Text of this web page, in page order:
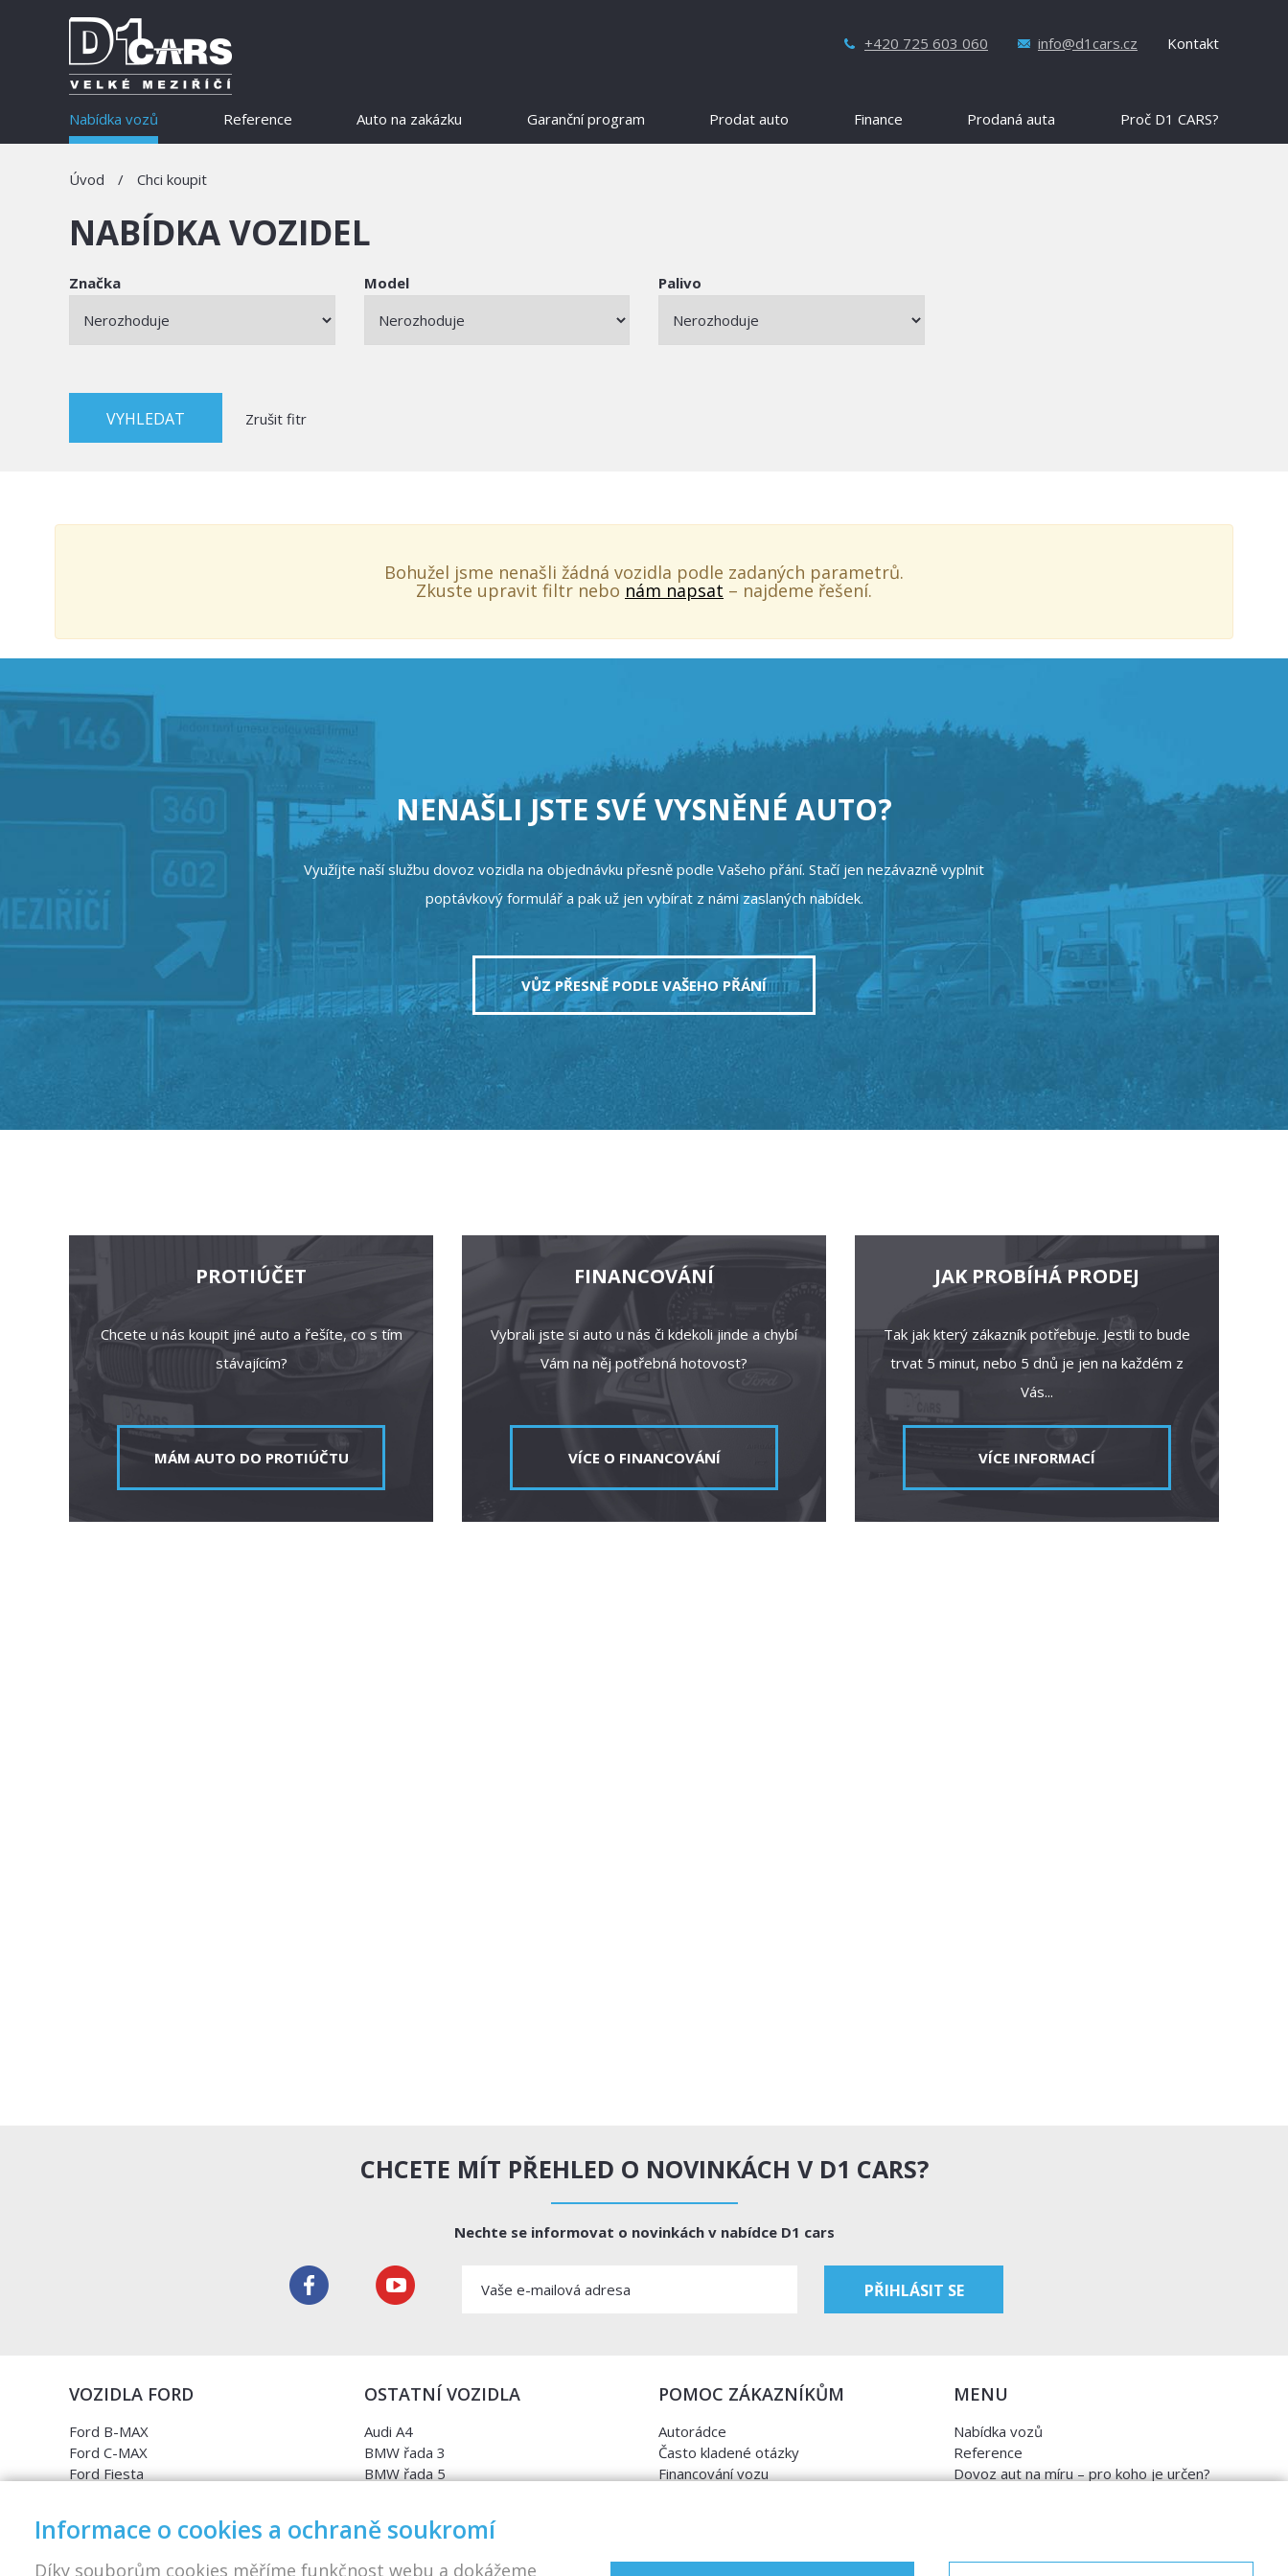
+420 725 603 060 info@d1cars.cz Kontakt
Nabídka vozů Reference Auto na zakázku Garanční program Prodat auto Finance Prodaná auta Proč D1 CARS?
Úvod / Chci koupit
NABÍDKA VOZIDEL
Značka Model Palivo
Zrušit fitr
Bohužel jsme nenašli žádná vozidla podle zadaných parametrů.
Zkuste upravit filtr nebo nám napsat – najdeme řešení.
NENAŠLI JSTE SVÉ VYSNĚNÉ AUTO?
Využíjte naší službu dovoz vozidla na objednávku přesně podle Vašeho přání. Stačí jen nezávazně vyplnit
poptávkový formulář a pak už jen vybírat z námi zaslaných nabídek.
VŮZ PŘESNĚ PODLE VAŠEHO PŘÁNÍ
PROTIÚČET
Chcete u nás koupit jiné auto a řešíte, co s tím
stávajícím?
MÁM AUTO DO PROTIÚČTU
FINANCOVÁNÍ
Vybrali jste si auto u nás či kdekoli jinde a chybí
Vám na něj potřebná hotovost?
VÍCE O FINANCOVÁNÍ
JAK PROBÍHÁ PRODEJ
Tak jak který zákazník potřebuje. Jestli to bude
trvat 5 minut, nebo 5 dnů je jen na každém z
Vás...
VÍCE INFORMACÍ
CHCETE MÍT PŘEHLED O NOVINKÁCH V D1 CARS?
Nechte se informovat o novinkách v nabídce D1 cars
VOZIDLA FORD
Ford B-MAX
Ford C-MAX
Ford Fiesta
Ford Grand C-MAX
OSTATNÍ VOZIDLA
Audi A4
BMW řada 3
BMW řada 5
Opel Insignia
Opel Zafira
POMOC ZÁKAZNÍKŮM
Autorádce
Často kladené otázky
Financování vozu
VIN kód
MENU
Nabídka vozů
Reference
Dovoz aut na míru – pro koho je určen?
Prodaná auta
Informace o cookies a ochraně soukromí
Díky souborům cookies měříme funkčnost webu a dokážeme